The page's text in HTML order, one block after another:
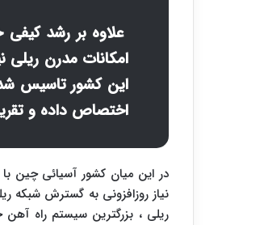
علاوه بر رشد
امکانات مدرن ریلی
این کشور تاسیس
اختصاص داده و
در این میان کشور آسیائی چین
نیاز روزافزونی به گسترش شبکه
ریلی ، بزرگترین سیستم راه